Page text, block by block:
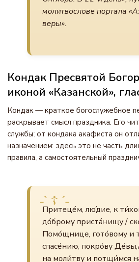
молитвослове портала
веры».
Кондак Пресвятой
иконой «Казанской»,
Кондак — краткое богослужебное
раскрывает смысл праздника. Его
службы; от кондака акафиста он
назначением: здесь это не часть
правила, а самостоятельный
Притеце́м, лю́дие, к
до́брому приста́нищу,/
Помо́щнице, гото́вому и
спасе́нию, покро́ву
на моли́тву и потщи́мся